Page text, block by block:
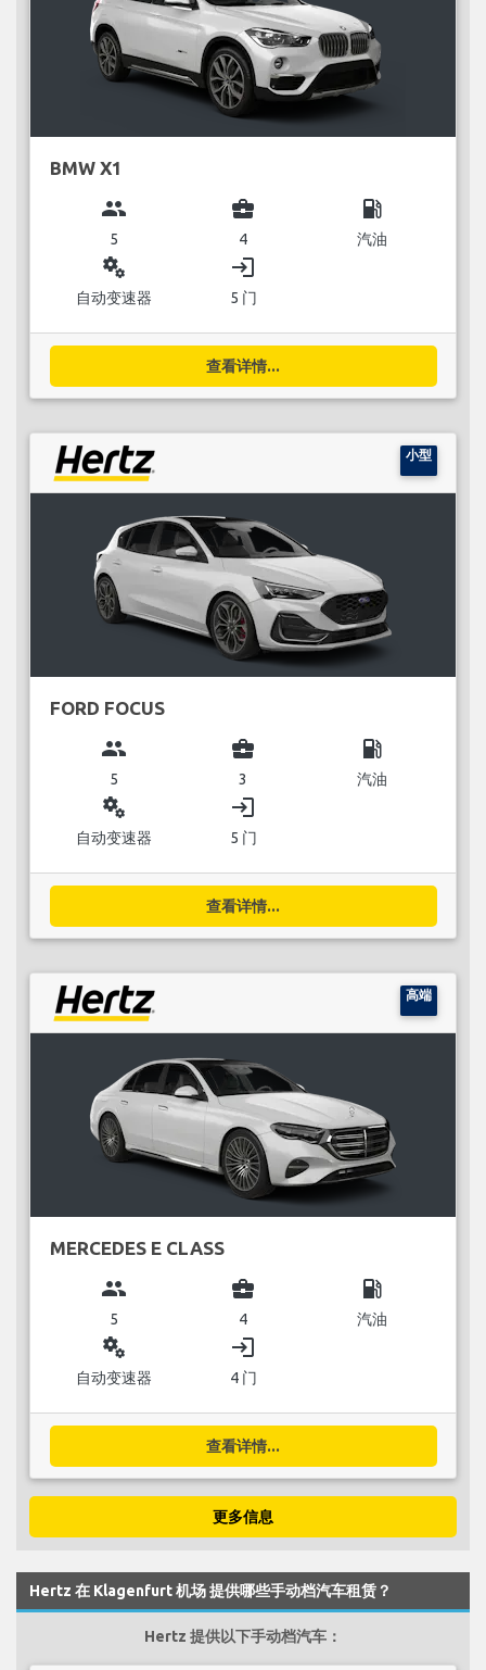
BMW X1
group
5
business_center
4
local_gas_station
汽油
miscellaneous_services
自动变速器
login
5 门
查看详情...
小型
FORD FOCUS
group
5
business_center
3
local_gas_station
汽油
miscellaneous_services
自动变速器
login
5 门
查看详情...
高端
MERCEDES E CLASS
group
5
business_center
4
local_gas_station
汽油
miscellaneous_services
自动变速器
login
4 门
查看详情...
更多信息
Hertz 在 Klagenfurt 机场 提供哪些手动档汽车租赁？
Hertz 提供以下手动档汽车：